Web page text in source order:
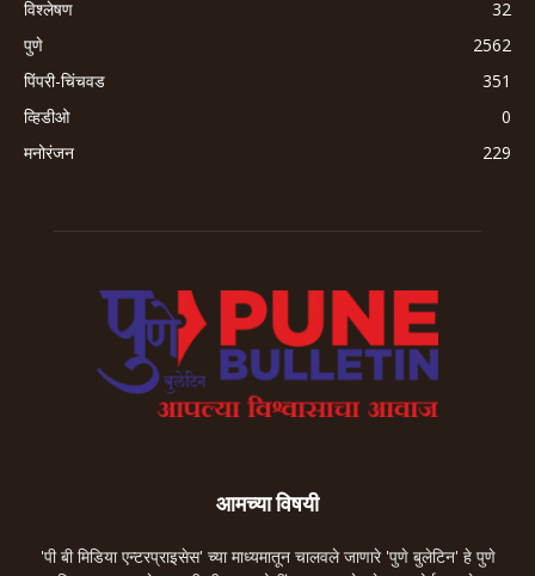
विश्लेषण
32
पुणे
2562
पिंपरी-चिंचवड
351
व्हिडीओ
0
मनोरंजन
229
आमच्या विषयी
'पी बी मिडिया एन्टरप्राइसेस' च्या माध्यमातून चालवले जाणारे 'पुणे बुलेटिन' हे पुणे